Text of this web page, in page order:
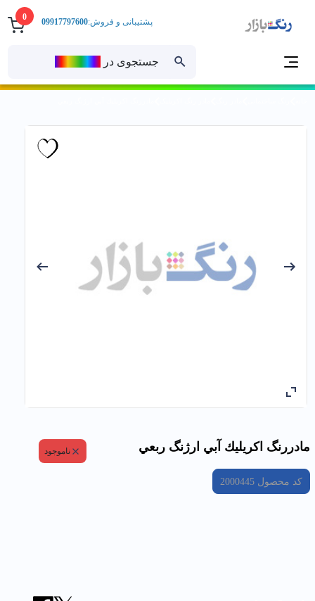
0
جستجوی در
پشتیبانی و فروش:09917797600
مادررنگ اكريليك آبي ارژنگ ربعي ناموجود
کد محصول2000445